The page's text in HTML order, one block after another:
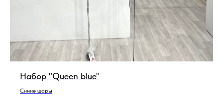
Набор "Queen blue"
Синие шары